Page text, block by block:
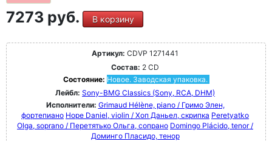
7273 руб. В корзину
Артикул: CDVP 1271441
Состав: 2 CD
Состояние: Новое. Заводская упаковка.
Лейбл: Sony-BMG Classics (Sony, RCA, DHM)
Исполнители: Grimaud Hélène, piano / Гримо Элен,
фортепиано Hope Daniel, violin / Хоп Даньел, скрипка Peretyatko
Olga, soprano / Перетятько Ольга, сопрано Domingo Plácido, tenor /
Доминго Пласидо, тенор